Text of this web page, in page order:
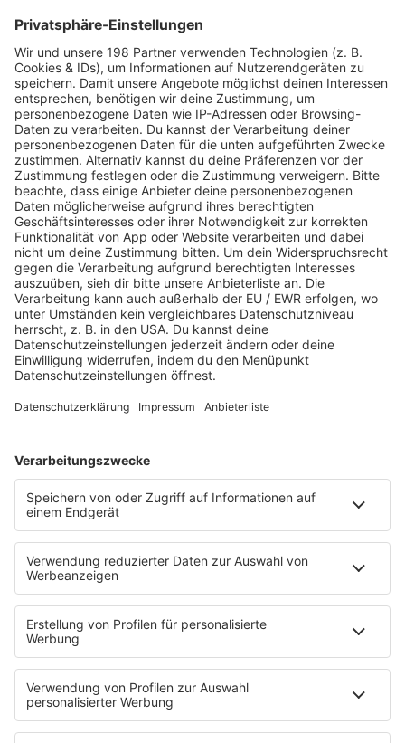
Jetzt abspielen
Es läuft:
BOB DYLAN mit KNOCKIN' ON HEAVENS DOOR
HOME
SERVICE
Kontakt
Newsletter
Über ROCK FM
Jobs & Praktika
Pressekontakt
Presse & Downloads
Verkehr
Wetter